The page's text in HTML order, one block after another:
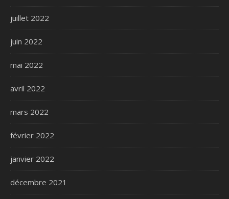
juillet 2022
juin 2022
mai 2022
avril 2022
mars 2022
février 2022
janvier 2022
décembre 2021